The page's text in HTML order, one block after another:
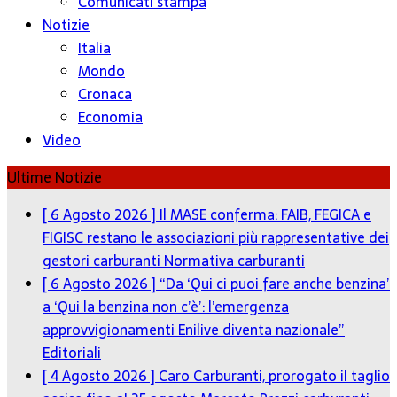
Notizie
Italia
Mondo
Cronaca
Economia
Video
Ultime Notizie
[ 6 Agosto 2026 ] Il MASE conferma: FAIB, FEGICA e
FIGISC restano le associazioni più rappresentative dei
gestori carburanti Normativa carburanti
[ 6 Agosto 2026 ] “Da ‘Qui ci puoi fare anche benzina’
a ‘Qui la benzina non c’è’: l’emergenza
approvvigionamenti Enilive diventa nazionale”
Editoriali
[ 4 Agosto 2026 ] Caro Carburanti, prorogato il taglio